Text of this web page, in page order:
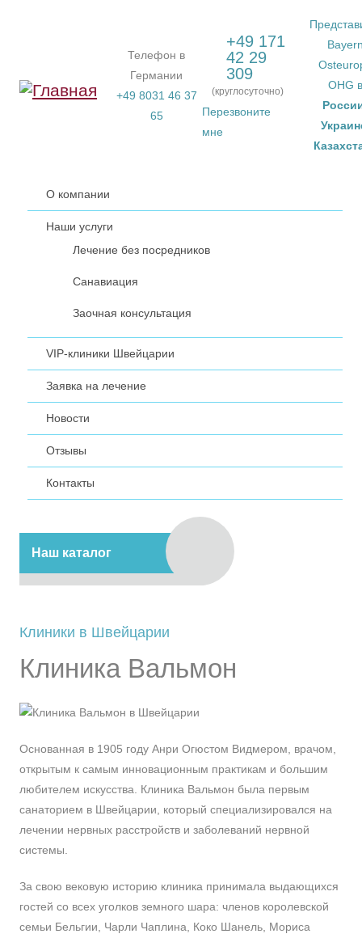
Телефон в
Германии
+49 8031 46 37
65
+49 171
42 29
309
(круглосуточно)
Перезвоните
мне
OHG в
О компании
Наши услуги
Лечение без посредников
Санавиация
Заочная консультация
VIP-клиники Швейцарии
Заявка на лечение
Новости
Отзывы
Контакты
Наш каталог
Клиники в Швейцарии
Клиника Вальмон
Основанная в 1905 году Анри Огюстом Видмером, врачом,
открытым к самым инновационным практикам и большим
любителем искусства. Клиника Вальмон была первым
санаторием в Швейцарии, который специализировался на
лечении нервных расстройств и заболеваний нервной
системы.
За свою вековую историю клиника принимала выдающихся
гостей со всех уголков земного шара: членов королевской
семьи Бельгии, Чарли Чаплина, Коко Шанель, Мориса